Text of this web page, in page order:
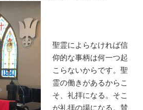
聖霊によらなければ信
仰的な事柄は何一つ起
こらないからです。聖
霊の働きがあるからこ
そ、礼拝になる。そこ
が礼拝の場になる。賛